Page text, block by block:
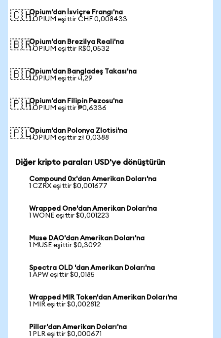
🇨🇭Opium'dan İsviçre Frangı'na
1 OPIUM eşittir CHF 0,008433
🇧🇷Opium'dan Brezilya Reali'na
1 OPIUM eşittir R$0,0532
🇧🇩Opium'dan Bangladeş Takası'na
1 OPIUM eşittir ৳1,29
🇵🇭Opium'dan Filipin Pezosu'na
1 OPIUM eşittir ₱0,6336
🇵🇱Opium'dan Polonya Zlotisi'na
1 OPIUM eşittir zł 0,0388
Diğer kripto paraları USD'ye dönüştürün
Compound 0x'dan Amerikan Doları'na
1 CZRX eşittir $0,001677
Wrapped One'dan Amerikan Doları'na
1 WONE eşittir $0,001223
Muse DAO'dan Amerikan Doları'na
1 MUSE eşittir $0,3092
Spectra OLD 'dan Amerikan Doları'na
1 APW eşittir $0,0185
Wrapped MIR Token'dan Amerikan Doları'na
1 MIR eşittir $0,002812
Pillar'dan Amerikan Doları'na
1 PLR eşittir $0,000671